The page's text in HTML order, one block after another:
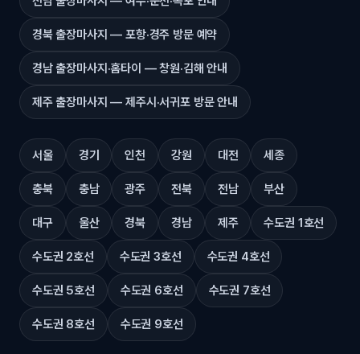
경북 출장마사지 — 포항·경주 방문 예약
경남 출장마사지·홈타이 — 창원·김해 안내
제주 출장마사지 — 제주시·서귀포 방문 안내
서울 경기 인천 강원 대전 세종
충북 충남 광주 전북 전남 부산
대구 울산 경북 경남 제주 수도권 1호선
수도권 2호선 수도권 3호선 수도권 4호선
수도권 5호선 수도권 6호선 수도권 7호선
수도권 8호선 수도권 9호선